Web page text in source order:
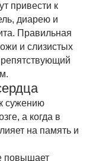
привести к
диарею и
Правильная
и слизистых
сужению
а когда в
на память и
повышает